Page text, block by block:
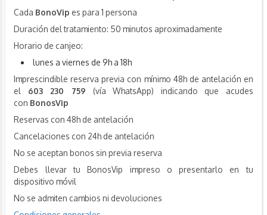
Cada BonoVip es para 1 persona
Duración del tratamiento: 50 minutos aproximadamente
Horario de canjeo:
lunes a viernes de 9h a 18h
Imprescindible reserva previa con mínimo 48h de antelación en
el 603 230 759 (vía WhatsApp) indicando que acudes
con BonosVip
Reservas con 48h de antelación
Cancelaciones con 24h de antelación
No se aceptan bonos sin previa reserva
Debes llevar tu BonosVip impreso o presentarlo en tu
dispositivo móvil
No se admiten cambios ni devoluciones